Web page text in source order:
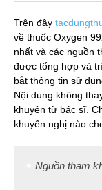
Trên đây
về thuốc Oxygen
nhất và các nguồn
được tổng hợp và
bắt thông tin sử
Nội dung không
khuyên từ bác sĩ.
khuyến nghị nào
Nguồn tham